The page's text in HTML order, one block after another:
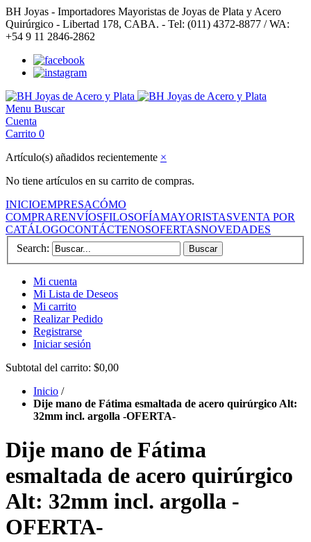
BH Joyas - Importadores Mayoristas de Joyas de Plata y Acero
Quirúrgico - Libertad 178, CABA. - Tel: (011) 4372-8877 / WA:
+54 9 11 2846-2862
Menu Buscar
Cuenta
Carrito 0
Artículo(s) añadidos recientemente ×
No tiene artículos en su carrito de compras.
INICIOEMPRESACÓMO
COMPRARENVÍOSFILOSOFÍAMAYORISTASVENTA POR
CATÁLOGOCONTÁCTENOSOFERTASNOVEDADES
Search:
Buscar
Mi cuenta
Mi Lista de Deseos
Mi carrito
Realizar Pedido
Registrarse
Iniciar sesión
Subtotal del carrito: $0,00
Inicio /
Dije mano de Fátima esmaltada de acero quirúrgico Alt:
32mm incl. argolla -OFERTA-
Dije mano de Fátima
esmaltada de acero quirúrgico
Alt: 32mm incl. argolla -
OFERTA-